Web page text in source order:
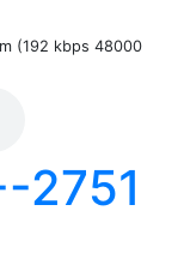
(192 kbps 48000
2751